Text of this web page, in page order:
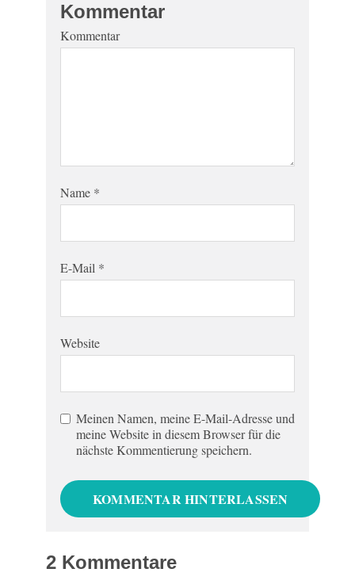
Kommentar
Kommentar
Name *
E-Mail *
Website
Meinen Namen, meine E-Mail-Adresse und
meine Website in diesem Browser für die
nächste Kommentierung speichern.
2 Kommentare